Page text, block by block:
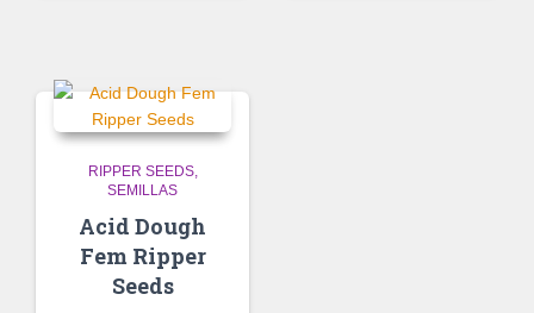
RIPPER SEEDS
SEMILLAS
Acid Dough
Fem Ripper
Seeds